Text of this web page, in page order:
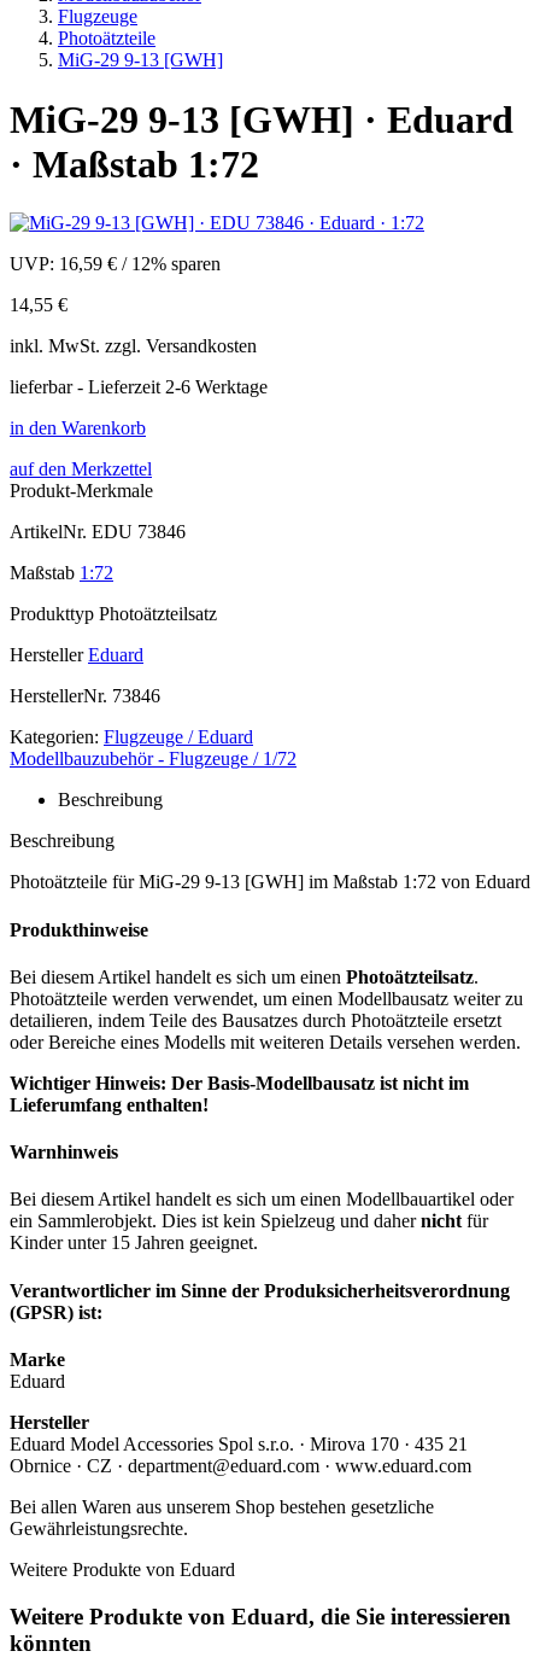
Flugzeuge
Photoätzteile
MiG-29 9-13 [GWH]
MiG-29 9-13 [GWH] · Eduard
· Maßstab 1:72
UVP: 16,59 € / 12% sparen
14,55 €
inkl. MwSt. zzgl. Versandkosten
lieferbar - Lieferzeit 2-6 Werktage
in den Warenkorb
auf den Merkzettel
Produkt-Merkmale
ArtikelNr. EDU 73846
Maßstab 1:72
Produkttyp Photoätzteilsatz
Hersteller Eduard
HerstellerNr. 73846
Kategorien: Flugzeuge / Eduard
Modellbauzubehör - Flugzeuge / 1/72
Beschreibung
Beschreibung
Photoätzteile für MiG-29 9-13 [GWH] im Maßstab 1:72 von Eduard
Produkthinweise
Bei diesem Artikel handelt es sich um einen Photoätzteilsatz.
Photoätzteile werden verwendet, um einen Modellbausatz weiter zu
detailieren, indem Teile des Bausatzes durch Photoätzteile ersetzt
oder Bereiche eines Modells mit weiteren Details versehen werden.
Wichtiger Hinweis: Der Basis-Modellbausatz ist nicht im
Lieferumfang enthalten!
Warnhinweis
Bei diesem Artikel handelt es sich um einen Modellbauartikel oder
ein Sammlerobjekt. Dies ist kein Spielzeug und dahernicht für
Kinder unter 15 Jahren geeignet.
Verantwortlicher im Sinne der Produksicherheitsverordnung
(GPSR) ist:
Marke
Eduard
Hersteller
Eduard Model Accessories Spol s.r.o. · Mirova 170 · 435 21
Obrnice · CZ · department@eduard.com · www.eduard.com
Bei allen Waren aus unserem Shop bestehen gesetzliche
Gewährleistungsrechte.
Weitere Produkte von Eduard
Weitere Produkte von Eduard, die Sie interessieren
könnten